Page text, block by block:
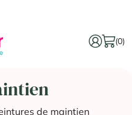
(0)
de maintien